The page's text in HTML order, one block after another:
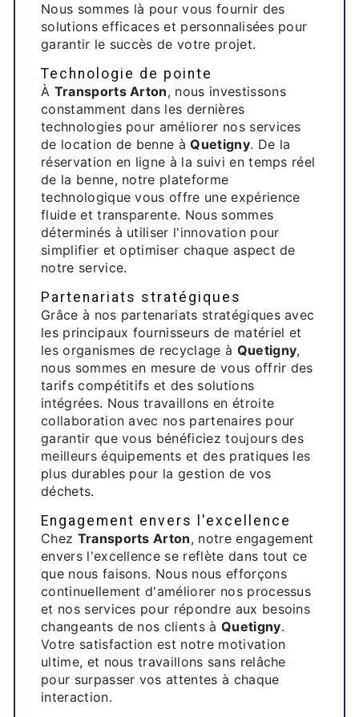
Nous sommes là pour vous fournir des
solutions efficaces et personnalisées pour
garantir le succès de votre projet.
Technologie de pointe
À Transports Arton, nous investissons
constamment dans les dernières
technologies pour améliorer nos services
de location de benne àQuetigny. De la
réservation en ligne à la suivi en temps réel
de la benne, notre plateforme
technologique vous offre une expérience
fluide et transparente. Nous sommes
déterminés à utiliser l'innovation pour
simplifier et optimiser chaque aspect de
notre service.
Partenariats stratégiques
Grâce à nos partenariats stratégiques avec
les principaux fournisseurs de matériel et
les organismes de recyclage à Quetigny,
nous sommes en mesure de vous offrir des
tarifs compétitifs et des solutions
intégrées. Nous travaillons en étroite
collaboration avec nos partenaires pour
garantir que vous bénéficiez toujours des
meilleurs équipements et des pratiques les
plus durables pour la gestion de vos
déchets.
Engagement envers l'excellence
Chez Transports Arton, notre engagement
envers l'excellence se reflète dans tout ce
que nous faisons. Nous nous efforçons
continuellement d'améliorer nos processus
et nos services pour répondre aux besoins
changeants de nos clients à Quetigny.
Votre satisfaction est notre motivation
ultime, et nous travaillons sans relâche
pour surpasser vos attentes à chaque
interaction.